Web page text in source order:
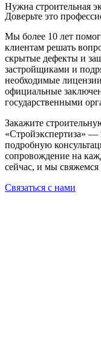
Нужна строительная
Доверьте это
Мы более 10 лет
клиентам решать
скрытые дефекты и
застройщиками и
необходимые
официальные
государственными
Закажите
«Стройэкспертиза» —
подробную
сопровождение на
сейчас, и мы
Связаться с нами